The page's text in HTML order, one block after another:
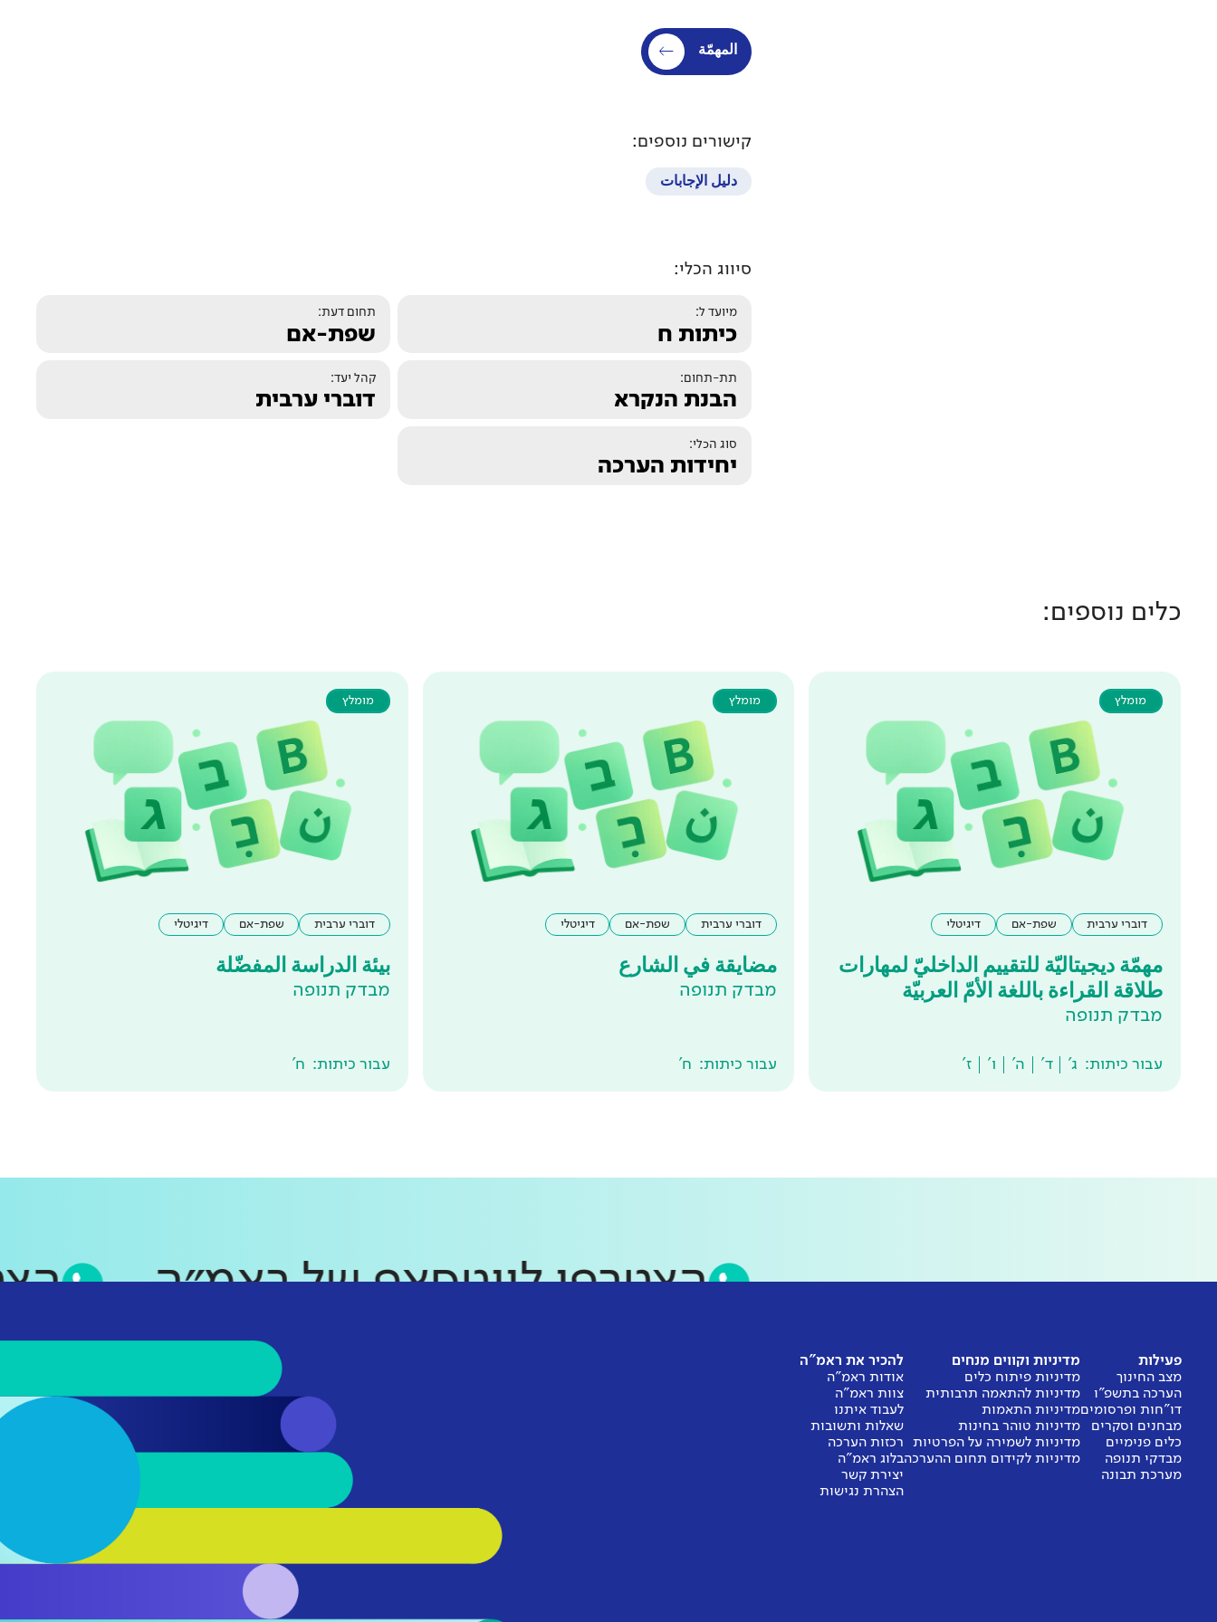
المهمّة
קישורים נוספים:
دليل الإجابات
סיווג הכלי:
מיועד ל:
כיתות ח
תחום דעת:
שפת-אם
תת-תחום:
הבנת הנקרא
קהל יעד:
דוברי ערבית
סוג הכלי:
יחידות הערכה
כלים נוספים:
מומלץ
דוברי ערבית שפת-אם דיגיטלי
مهمّة ديجيتاليّة للتقييم الداخليّ لمهارات
طلاقة القراءة باللغة الأمّ العربيّة
מבדק תנופה
עבור כיתות: ג' ד' ה' ו' ז'
מומלץ
דוברי ערבית שפת-אם דיגיטלי
مضايقة في الشارع
מבדק תנופה
עבור כיתות: ח'
מומלץ
דוברי ערבית שפת-אם דיגיטלי
بيئة الدراسة المفضّلة
מבדק תנופה
עבור כיתות: ח'
הצטרפו לווטסאפ של ראמ״ה
פעילות
מצב החינוך
הערכה בתשפ"ו
דו"חות ופרסומים
מבחנים וסקרים
כלים פנימיים
מבדקי תנופה
מערכת תבונה
מדיניות וקווים מנחים
מדיניות פיתוח כלים
מדיניות להתאמה תרבותית
מדיניות התאמות
מדיניות טוהר בחינות
מדיניות לשמירה על הפרטיות
מדיניות לקידום תחום ההערכה
להכיר את ראמ"ה
אודות ראמ"ה
צוות ראמ"ה
לעבוד איתנו
שאלות ותשובות
רכזות הערכה
בלוג ראמ"ה
יצירת קשר
הצהרת נגישות